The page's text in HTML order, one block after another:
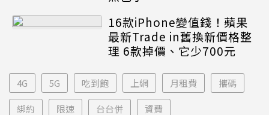
16款iPhone變值錢！蘋果
最新Trade in舊換新價格整
理 6款掉價、它少700元
4G 5G 吃到飽 上網 月租費 攜碼
綁約 限速 台台併 資費